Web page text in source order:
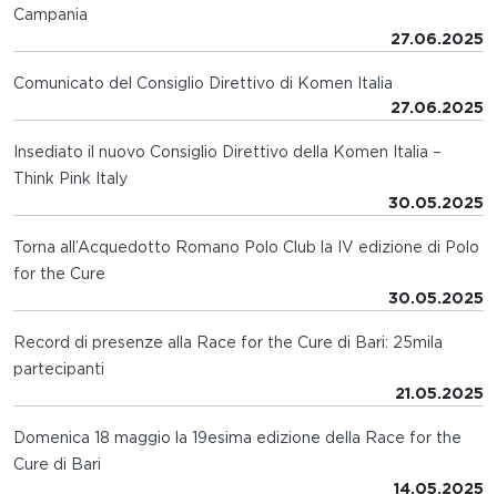
Campania
27.06.2025
Comunicato del Consiglio Direttivo di Komen Italia
27.06.2025
Insediato il nuovo Consiglio Direttivo della Komen Italia –
Think Pink Italy
30.05.2025
Torna all’Acquedotto Romano Polo Club la IV edizione di Polo
for the Cure
30.05.2025
Record di presenze alla Race for the Cure di Bari: 25mila
partecipanti
21.05.2025
Domenica 18 maggio la 19esima edizione della Race for the
Cure di Bari
14.05.2025